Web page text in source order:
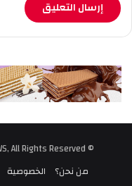
© Copyright 2009 - 2026, WATANIA NEWS, All Rights Reserved
من نحن؟
الخصوصية